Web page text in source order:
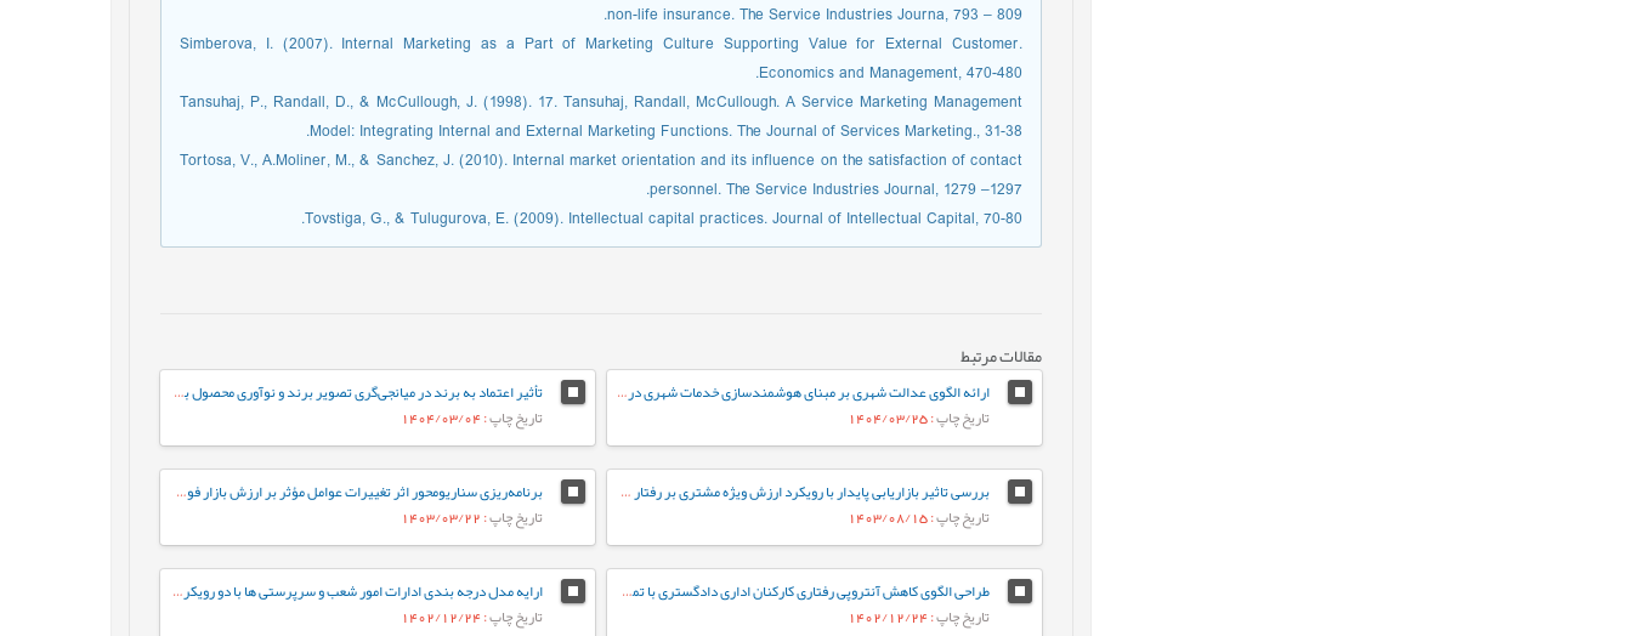
non-life insurance. The Service Industries Journa, 793 – 809.
Simberova, I. (2007). Internal Marketing as a Part of Marketing Culture Supporting Value for External Customer.
Economics and Management, 470-480.
Tansuhaj, P., Randall, D., & McCullough, J. (1998). 17. Tansuhaj, Randall, McCullough. A Service Marketing Management
Model: Integrating Internal and External Marketing Functions. The Journal of Services Marketing., 31-38.
Tortosa, V., A.Moliner, M., & Sanchez, J. (2010). Internal market orientation and its influence on the satisfaction of contact
personnel. The Service Industries Journal, 1279 –1297.
Tovstiga, G., & Tulugurova, E. (2009). Intellectual capital practices. Journal of Intellectual Capital, 70-80.
مقالات مرتبط
ارائه الگوی عدالت شهری بر مبنای هوشمندسازی خدمات شهری درکلان شهرهای ایران
تاریخ چاپ: 1404/03/25
تأثیر اعتماد به برند در میانجی‌گری تصویر برند و نوآوری محصول بر وفاداری مصرف کننده
تاریخ چاپ: 1404/03/04
بررسی تاثیر بازاریابی پایدار با رویکرد ارزش ویژه مشتری بر رفتار مشتری و عملکرد سازمان (مورد مطالعه شرکت¬های شوینده ایران)
تاریخ چاپ: 1403/08/15
برنامه‌ریزی سناریومحور اثر تغییرات عوامل مؤثر بر ارزش بازار فولاد با استفاده از رویکرد پویایی‌شناسی سیستم در شرکت معدنی و صنعتی چادرملو اردکان یزد
تاریخ چاپ: 1403/03/22
طراحی الگوی کاهش آنتروپی رفتاری کارکنان اداری دادگستری با تمرکز بر مدل سه شاخگی
تاریخ چاپ: 1402/12/24
ارایه مدل درجه بندی ادارات امور شعب و سرپرستی ها با دو رویکرد بانکداری نوین و ادغام شعب با استفاده ازAHP و DEA
تاریخ چاپ: 1402/12/24